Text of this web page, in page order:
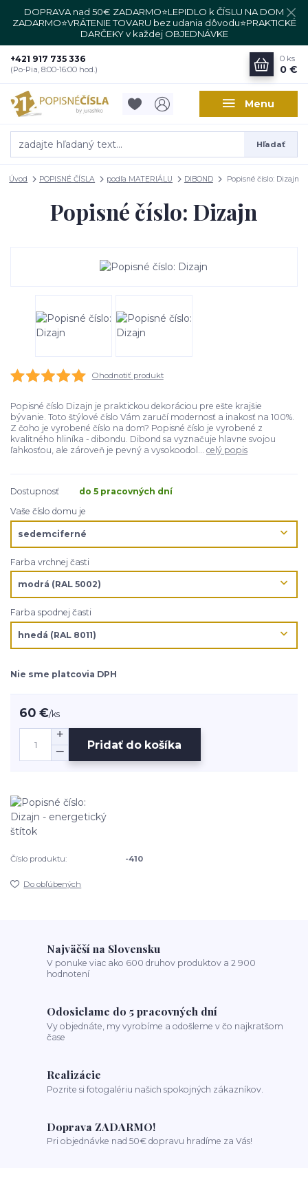
DOPRAVA nad 50€ ZADARMO⭐LEPIDLO k ČÍSLU NA DOM
ZADARMO⭐VRÁTENIE TOVARU bez udania dôvodu⭐PRAKTICKÉ
DARČEKY v každej OBJEDNÁVKE
Menu
Hľadať
+421 917 735 336
(Po-Pia, 8:00-16:00 hod.)
0 ks
0 €
Úvod POPISNÉ ČÍSLA podľa MATERIÁLU DIBOND Popisné číslo: Dizajn
Popisné číslo: Dizajn
Ohodnotiť produkt
Popisné číslo Dizajn je praktickou dekoráciou pre ešte krajšie
bývanie. Toto štýlové číslo Vám zaručí modernosť a inakosť na 100%.
Z čoho je vyrobené číslo na dom? Popisné číslo je vyrobené z
kvalitného hliníka - dibondu. Dibond sa vyznačuje hlavne svojou
ľahkosťou, ale zároveň je pevný a vysokoodol... celý popis
Dostupnosť
do 5 pracovných dní
Vaše číslo domu je
Farba vrchnej časti
Farba spodnej časti
Nie sme platcovia DPH
60 €/ks
Pridať do košíka
Číslo produktu: -410
Do obľúbených
Najväčší na Slovensku
V ponuke viac ako 600 druhov produktov a 2 900
hodnotení
Odosielame do 5 pracovných dní
Vy objednáte, my vyrobíme a odošleme v čo najkratšom
čase
Realizácie
Pozrite si fotogalériu našich spokojných zákazníkov.
Doprava ZADARMO!
Pri objednávke nad 50€ dopravu hradíme za Vás!